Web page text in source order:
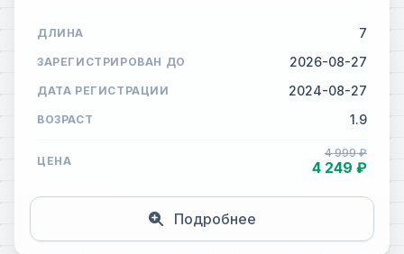
ДЛИНА 7
ЗАРЕГИСТРИРОВАН ДО 2026-08-27
ДАТА РЕГИСТРАЦИИ 2024-08-27
ВОЗРАСТ 1.9
ЦЕНА
4 999 ₽
4 249 ₽
Подробнее